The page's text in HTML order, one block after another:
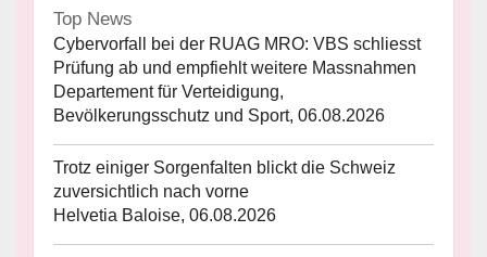
Top News
Cybervorfall bei der RUAG MRO: VBS schliesst
Prüfung ab und empfiehlt weitere Massnahmen
Departement für Verteidigung,
Bevölkerungsschutz und Sport, 06.08.2026
Trotz einiger Sorgenfalten blickt die Schweiz
zuversichtlich nach vorne
Helvetia Baloise, 06.08.2026